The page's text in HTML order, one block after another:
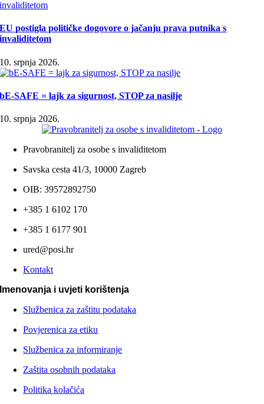
EU postigla političke dogovore o jačanju prava putnika s
invaliditetom
10. srpnja 2026.
bE-SAFE = lajk za sigurnost, STOP za nasilje
10. srpnja 2026.
Pravobranitelj za osobe s invaliditetom
Savska cesta 41/3, 10000 Zagreb
OIB: 39572892750
+385 1 6102 170
+385 1 6177 901
ured@posi.hr
Kontakt
Imenovanja i uvjeti korištenja
Službenica za zaštitu podataka
Povjerenica za etiku
Službenica za informiranje
Zaštita osobnih podataka
Politika kolačića